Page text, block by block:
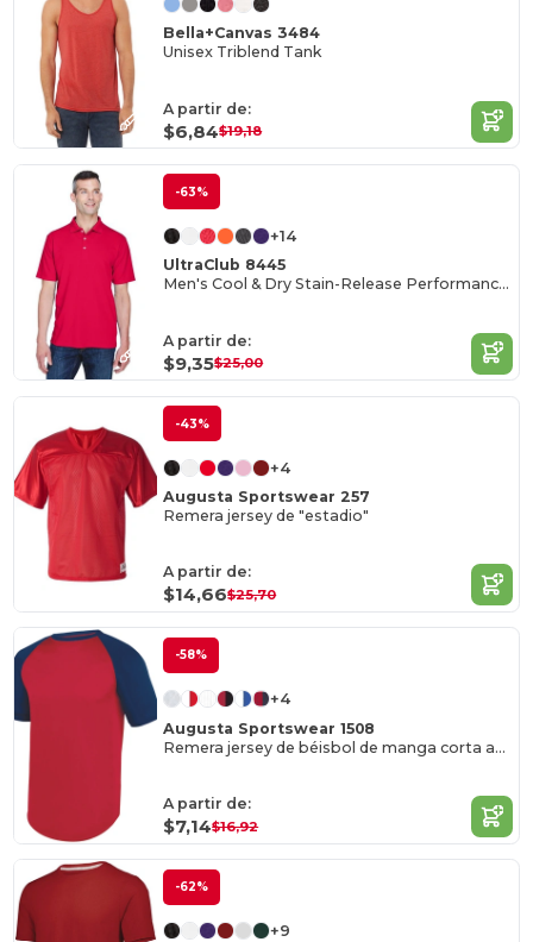
Bella+Canvas 3484
Unisex Triblend Tank
A partir de:
$6,84$19,18
-63%
+14
UltraClub 8445
Men's Cool & Dry Stain-Release Performance Polo
A partir de:
$9,35$25,00
-43%
+4
Augusta Sportswear 257
Remera jersey de "estadio"
A partir de:
$14,66$25,70
-58%
+4
Augusta Sportswear 1508
Remera jersey de béisbol de manga corta absorbente
A partir de:
$7,14$16,92
-62%
+9